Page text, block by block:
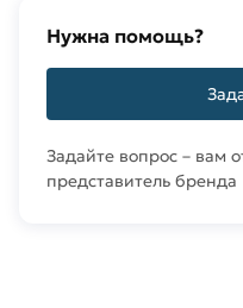
Нужна помощь?
Задайте вопрос – вам
представитель бренда